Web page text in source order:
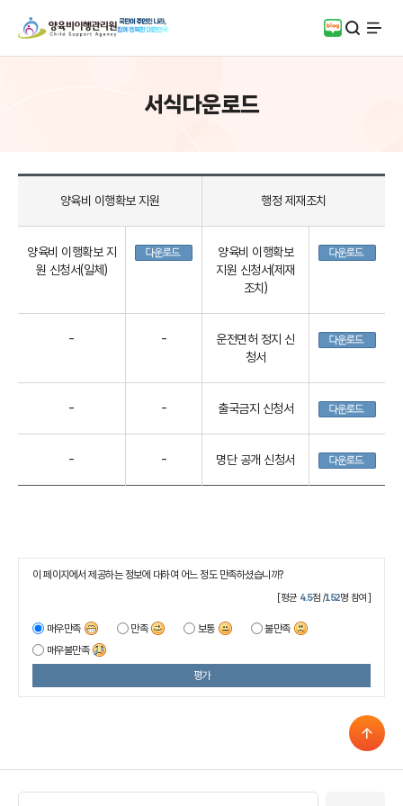
블로그검색
전체
서식다운로드
양육비 이행확보 지원 행정 제재조치
양육비 이행확보 지
원 신청서(일체)
양육비 이행확보
지원 신청서(제재
조치)
- -
운전면허 정지 신
청서
- - 출국금지 신청서
- - 명단 공개 신청서
이 페이지에서 제공하는 정보에 대하여 어느 정도 만족하셨습니까?
[평균 4.5점 /152명 참여]
매우만족 만족 보통
불만족
매우불만족
평가
관련 기관